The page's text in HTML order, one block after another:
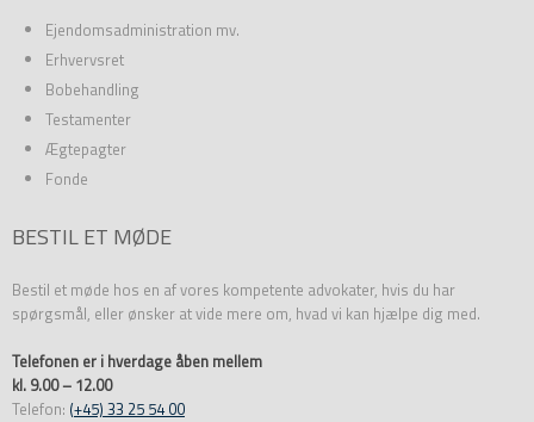
Ejendomsadministration mv.
Erhvervsret
Bobehandling
Testamenter
Ægtepagter
Fonde
BESTIL ET MØDE
Bestil et møde hos en af vores kompetente advokater, hvis du har
spørgsmål, eller ønsker at vide mere om, hvad vi kan hjælpe dig med.
Telefonen er i hverdage åben mellem
kl. 9.00 – 12.00
Telefon: (+45) 33 25 54 00